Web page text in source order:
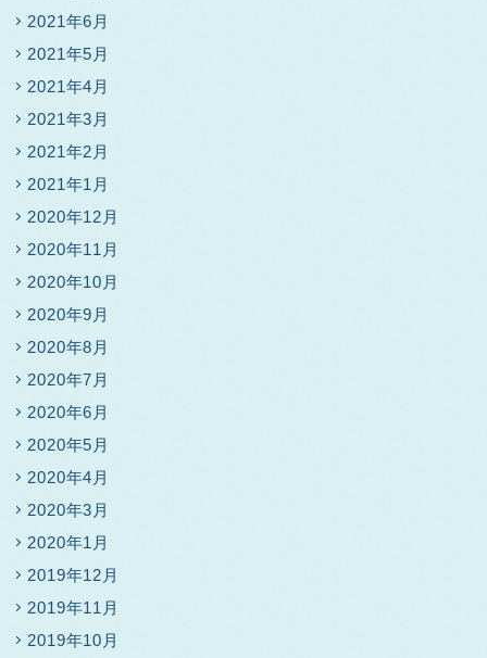
2021年6月
2021年5月
2021年4月
2021年3月
2021年2月
2021年1月
2020年12月
2020年11月
2020年10月
2020年9月
2020年8月
2020年7月
2020年6月
2020年5月
2020年4月
2020年3月
2020年1月
2019年12月
2019年11月
2019年10月